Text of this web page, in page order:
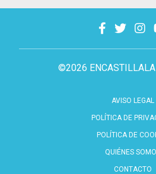
©2026
AVISO LEGAL
POLÍTICA DE
POLÍTICA DE
QUIÉNES
CONTACTO